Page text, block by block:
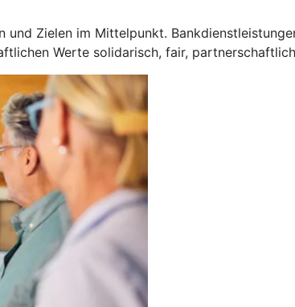
und Zielen im Mittelpunkt.
Werte solidarisch, fair,